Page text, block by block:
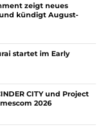
zeigt neues
kündigt August-
startet im Early
CITY und Project
2026